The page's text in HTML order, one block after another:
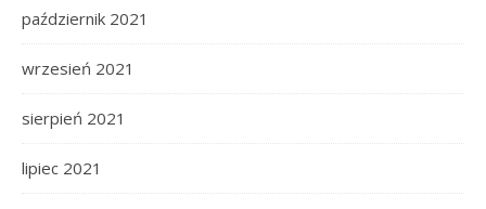
październik 2021
wrzesień 2021
sierpień 2021
lipiec 2021